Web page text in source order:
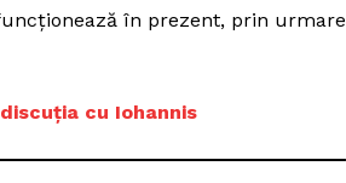
în prezent, prin urmare
cu Iohannis